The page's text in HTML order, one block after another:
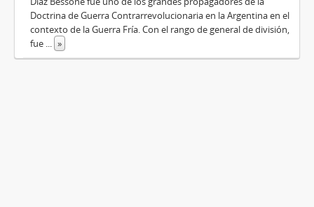
Doctrina de Guerra Contrarrevolucionaria en la Argentina en el
contexto de la Guerra Fría. Con el rango de general de división,
fue ... »